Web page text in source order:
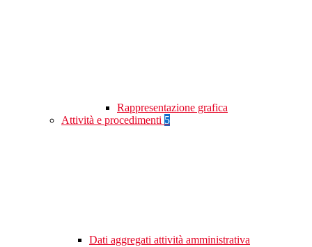
Rappresentazione grafica
Attività e procedimenti 5
Dati aggregati attività amministrativa